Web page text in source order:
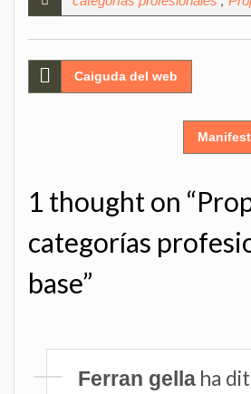
Navegació
Caiguda del web
1 thought on
categorías
base”
Ferran gella ha